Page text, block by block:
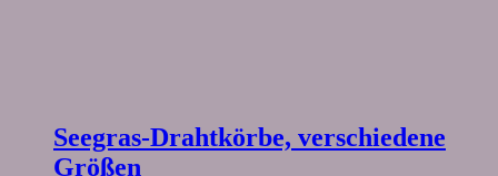
Seegras-Drahtkörbe, verschiedene
Größen